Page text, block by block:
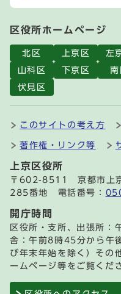
区役所ホームページ
北区 上京区 左
山科区
下京区 南
伏見区
このサイトの考え方
著作権・リンク等
上京区役所
〒602-8511 京都市上京
285番地 電話番号：
開庁時間
区役所・支所、出張所
舎：午前8時45分から午
び年末年始を除く）その
ームページ等をご覧くだ